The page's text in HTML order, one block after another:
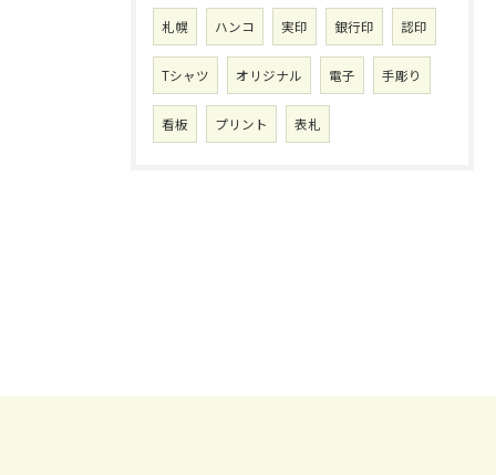
札幌 ハンコ 実印 銀行印 認印
Tシャツ オリジナル 電子 手彫り
看板 プリント 表札